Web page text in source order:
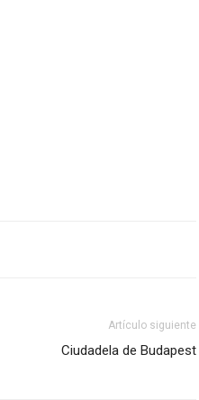
Artículo siguiente
Ciudadela de Budapest